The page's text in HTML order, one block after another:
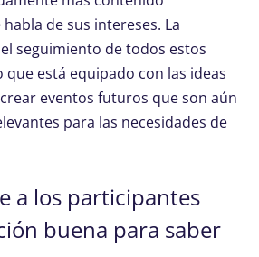
de sus intereses. La
seguimiento de todos estos
que está equipado con las ideas
eventos futuros que son aún
para las necesidades de
a los participantes
buena para saber